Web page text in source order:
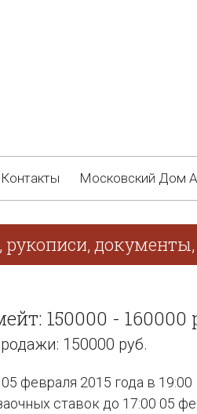
Контакты Московский Дом
150000 - 160000
150000 руб.
февраля 2015 года в 19:00
ставок до 17:00 05